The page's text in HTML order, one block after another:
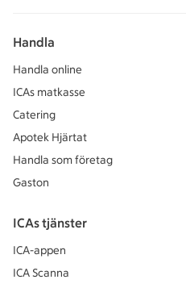
Handla
Handla online
ICAs matkasse
Catering
Apotek Hjärtat
Handla som företag
Gaston
ICAs tjänster
ICA-appen
ICA Scanna